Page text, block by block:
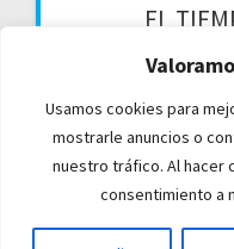
Usamos cookies para
mostrarle anuncios o
nuestro tráfico. Al hacer
consentimiento a
EL